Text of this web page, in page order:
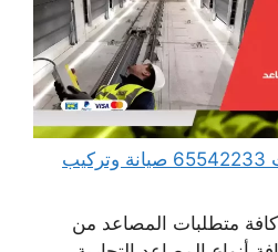
صيانة مصاعد في الكويت 65542233 صيانة وتركيب
متطلبات المصاعد من